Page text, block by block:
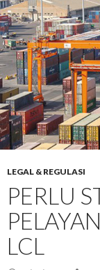
LEGAL & REGULASI
PERLU
LCL